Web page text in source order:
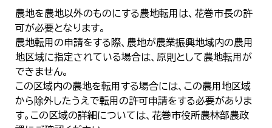
農地を農地以外のものにする農地転用は、花巻市長の許
可が必要となります。
農地転用の申請をする際、農地が農業振興地域内の農用
地区域に指定されている場合は、原則として農地転用が
できません。
この区域内の農地を転用する場合には、この農用地区域
から除外したうえで転用の許可申請をする必要がありま
す。この区域の詳細については、花巻市役所農林部農政